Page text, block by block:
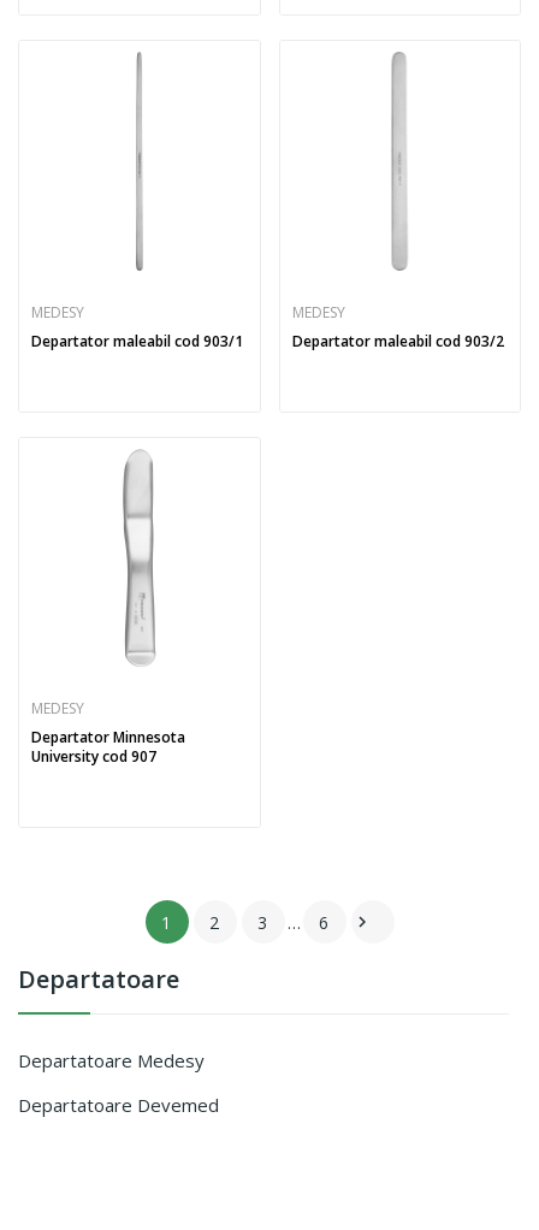
Departatoare
Departatoare Medesy
Departatoare Devemed
MEDESY
Departator maleabil cod 903/1
MEDESY
Departator maleabil cod 903/2
MEDESY
Departator Minnesota
University cod 907
1 2 3 … 6 